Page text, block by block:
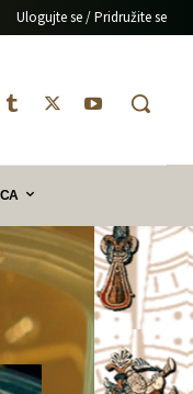
Ulogujte se / Pridružite se